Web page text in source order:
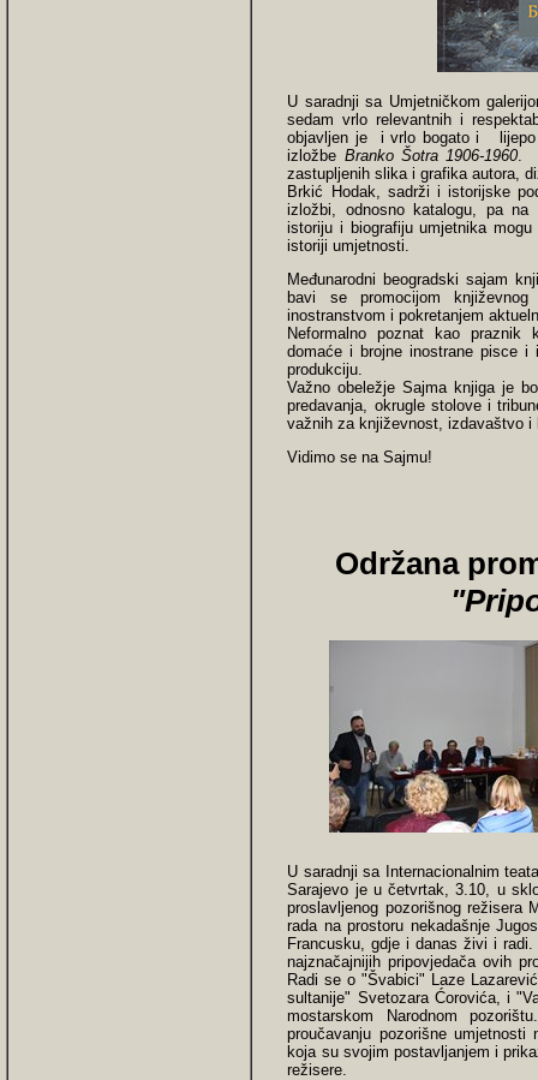
U saradnji sa Umjetničkom
sedam vrlo relevantnih i
objavljen je i vrlo bogato i lijepo
izložbe Branko Šotra 1906-1960.
zastupljenih slika i grafika autora,
Brkić Hodak, sadrži i istorijske
izložbi, odnosno katalogu, pa
istoriju i biografiju umjetnika
istoriji umjetnosti.
Međunarodni beogradski sajam
bavi se promocijom
inostranstvom i pokretanjem
Neformalno poznat kao praznik
domaće i brojne inostrane pisce i
produkciju.
Važno obeležje Sajma knjiga je
predavanja, okrugle stolove i
važnih za književnost, izdavaštvo
Vidimo se na Sajmu!
Održana
U saradnji sa Internacionalnim
Sarajevo je u četvrtak, 3.10, u
proslavljenog pozorišnog režisera
rada na prostoru nekadašnje
Francusku, gdje i danas živi i
najznačajnijih pripovjedača ovih
Radi se o "Švabici" Laze
sultanije" Svetozara Ćorovića, i
mostarskom Narodnom
proučavanju pozorišne
koja su svojim postavljanjem i
režisere.